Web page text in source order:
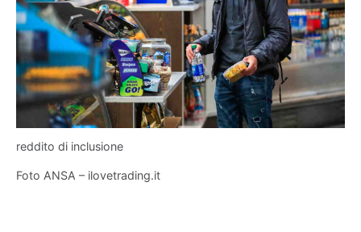
reddito di inclusione
Foto ANSA – ilovetrading.it